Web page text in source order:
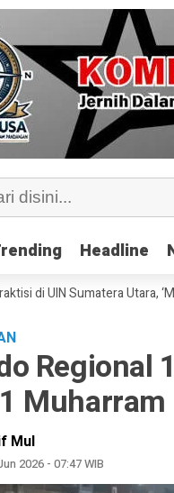
Headline
Headline
Utara, ‘Menyentuh
Regional
Mul
2026 - 07:47 WIB